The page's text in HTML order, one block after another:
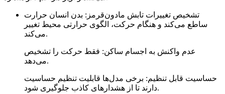
تشخیص تغییرات تابش مادون‌قرمز: بدن انسان حرارت
ساطع می‌کند و هنگام حرکت، الگوی حرارتی محیط تغییر
می‌کند.
عدم واکنش به اجسام ساکن: فقط حرکت را تشخیص
می‌دهد.
حساسیت قابل تنظیم: برخی مدل‌ها قابلیت تنظیم حساسیت
دارند تا از هشدارهای کاذب جلوگیری شود.